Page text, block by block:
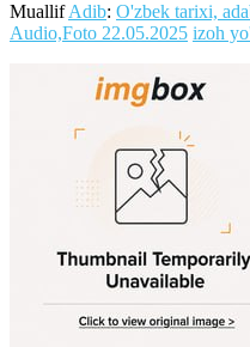
MuallifAdib: O'zbek tarixi,
Audio,Foto 22.05.2025 izoh